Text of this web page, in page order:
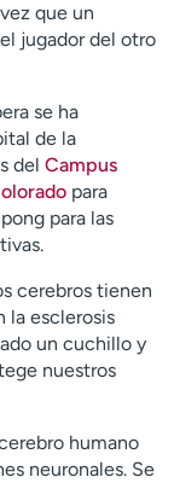
que un
jugador del otro
se ha
de la
del Campus
para
para las
cerebros tienen
la esclerosis
un cuchillo y
nuestros
humano
neuronales. Se